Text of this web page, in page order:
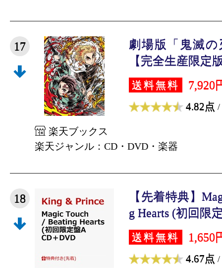
17
劇場版「鬼滅
【完全生産限定
送料無料 7,920
4.82点 /
楽天ブックス
楽天ジャンル：CD・DVD・楽器
18
【先着特典】
g Hearts (初回限
送料無料 1,650
4.67点 /